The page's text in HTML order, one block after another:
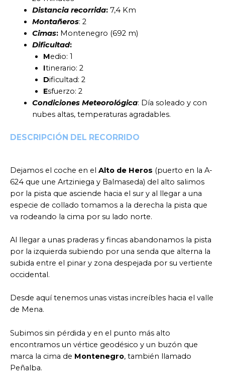
Distancia recorrida:7,4 Km
Montañeros: 2
Cimas:Montenegro (692 m)
Dificultad:
Medio: 1
Itinerario: 2
Dificultad: 2
Esfuerzo: 2
Condiciones Meteorológica: Día soleado y con
nubes altas, temperaturas agradables.
DESCRIPCIÓN DEL RECORRIDO
Dejamos el coche en el Alto de Heros (puerto en la A-
624 que une Artziniega y Balmaseda) del alto salimos
por la pista que asciende hacia el sur y al llegar a una
especie de collado tomamos a la derecha la pista que
va rodeando la cima por su lado norte.
Al llegar a unas praderas y fincas abandonamos la pista
por la izquierda subiendo por una senda que alterna la
subida entre el pinar y zona despejada por su vertiente
occidental.
Desde aquí tenemos unas vistas increíbles hacia el valle
de Mena.
Subimos sin pérdida y en el punto más alto
encontramos un vértice geodésico y un buzón que
marca la cima de Montenegro, también llamado
Peñalba.